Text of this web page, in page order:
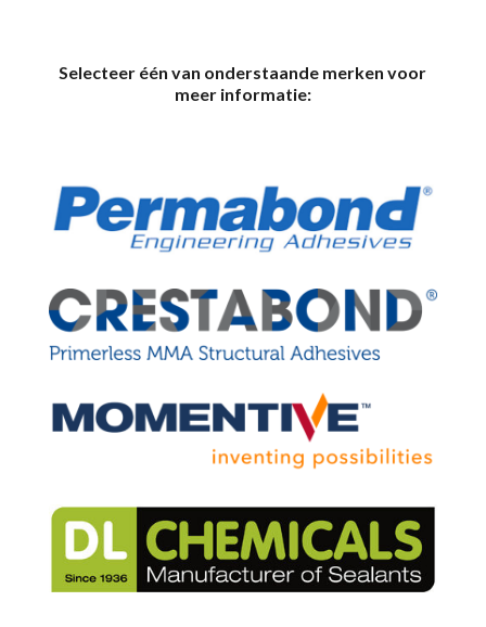
Selecteer één van onderstaande merken voor
meer informatie: